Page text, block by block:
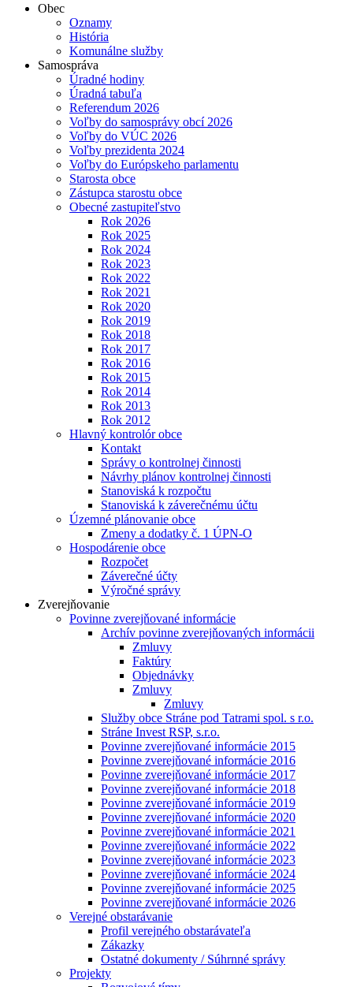
Obec
Oznamy
História
Komunálne služby
Samospráva
Úradné hodiny
Úradná tabuľa
Referendum 2026
Voľby do samosprávy obcí 2026
Voľby do VÚC 2026
Voľby prezidenta 2024
Voľby do Európskeho parlamentu
Starosta obce
Zástupca starostu obce
Obecné zastupiteľstvo
Rok 2026
Rok 2025
Rok 2024
Rok 2023
Rok 2022
Rok 2021
Rok 2020
Rok 2019
Rok 2018
Rok 2017
Rok 2016
Rok 2015
Rok 2014
Rok 2013
Rok 2012
Hlavný kontrolór obce
Kontakt
Správy o kontrolnej činnosti
Návrhy plánov kontrolnej činnosti
Stanoviská k rozpočtu
Stanoviská k záverečnému účtu
Územné plánovanie obce
Zmeny a dodatky č. 1 ÚPN-O
Hospodárenie obce
Rozpočet
Záverečné účty
Výročné správy
Zverejňovanie
Povinne zverejňované informácie
Archív povinne zverejňovaných informácii
Zmluvy
Faktúry
Objednávky
Zmluvy
Zmluvy
Služby obce Stráne pod Tatrami spol. s r.o.
Stráne Invest RSP, s.r.o.
Povinne zverejňované informácie 2015
Povinne zverejňované informácie 2016
Povinne zverejňované informácie 2017
Povinne zverejňované informácie 2018
Povinne zverejňované informácie 2019
Povinne zverejňované informácie 2020
Povinne zverejňované informácie 2021
Povinne zverejňované informácie 2022
Povinne zverejňované informácie 2023
Povinne zverejňované informácie 2024
Povinne zverejňované informácie 2025
Povinne zverejňované informácie 2026
Verejné obstarávanie
Profil verejného obstarávateľa
Zákazky
Ostatné dokumenty / Súhrnné správy
Projekty